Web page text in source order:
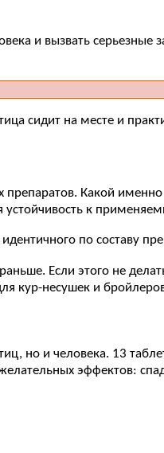
и вызвать
сидит на месте и
Какой
устойчивость к
по составу
Если этого не
кур-несушек и
но и человека. 13
эффектов: